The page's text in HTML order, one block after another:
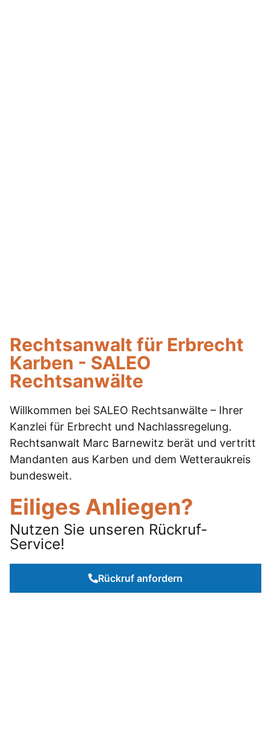
Rechtsanwalt für Erbrecht
Karben - SALEO
Rechtsanwälte
Willkommen bei SALEO Rechtsanwälte – Ihrer
Kanzlei für Erbrecht und Nachlassregelung.
Rechtsanwalt Marc Barnewitz berät und vertritt
Mandanten aus Karben und dem Wetteraukreis
bundesweit.
Eiliges Anliegen?
Nutzen Sie unseren Rückruf-
Service!
Rückruf anfordern